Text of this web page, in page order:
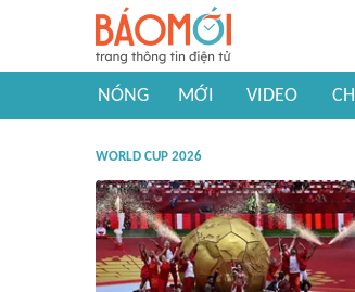
NÓNG MỚI VIDEO
WORLD CUP 2026